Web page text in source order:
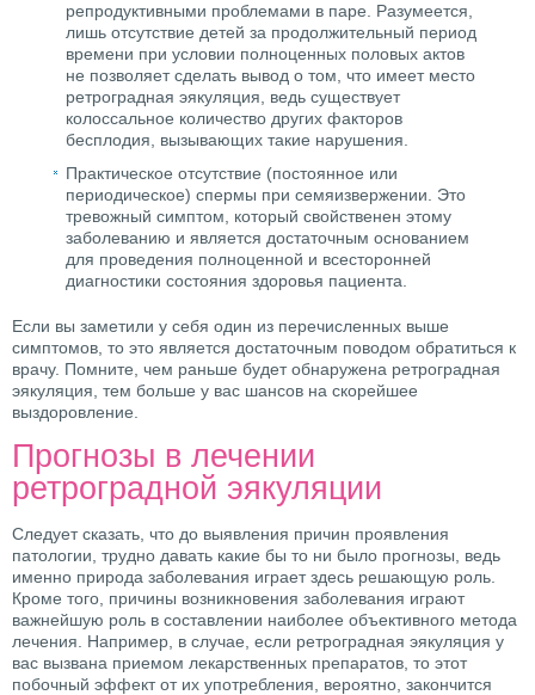
репродуктивными проблемами в паре. Разумеется,
лишь отсутствие детей за продолжительный период
времени при условии полноценных половых актов
не позволяет сделать вывод о том, что имеет место
ретроградная эякуляция, ведь существует
колоссальное количество других факторов
бесплодия, вызывающих такие нарушения.
Практическое отсутствие (постоянное или
периодическое) спермы при семяизвержении. Это
тревожный симптом, который свойственен этому
заболеванию и является достаточным основанием
для проведения полноценной и всесторонней
диагностики состояния здоровья пациента.
Если вы заметили у себя один из перечисленных выше
симптомов, то это является достаточным поводом обратиться к
врачу. Помните, чем раньше будет обнаружена ретроградная
эякуляция, тем больше у вас шансов на скорейшее
выздоровление.
Прогнозы в лечении
ретроградной эякуляции
Следует сказать, что до выявления причин проявления
патологии, трудно давать какие бы то ни было прогнозы, ведь
именно природа заболевания играет здесь решающую роль.
Кроме того, причины возникновения заболевания играют
важнейшую роль в составлении наиболее объективного метода
лечения. Например, в случае, если ретроградная эякуляция у
вас вызвана приемом лекарственных препаратов, то этот
побочный эффект от их употребления, вероятно, закончится